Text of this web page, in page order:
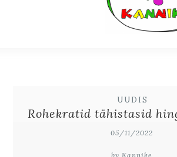
UUDIS
Rohekratid tähistasid
05/11/2022
by Kannike